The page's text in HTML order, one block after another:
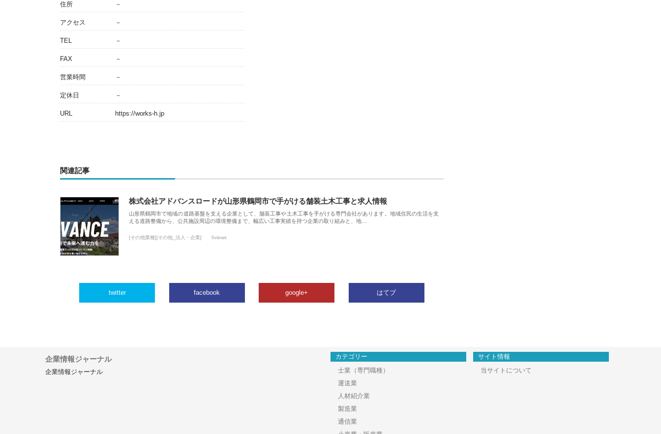
住所 －
アクセス －
TEL －
FAX －
営業時間 －
定休日 －
URL https://works-h.jp
関連記事
株式会社アドバンスロードが山形県鶴岡市で手がける舗装土木工事と求人情報
山形県鶴岡市で地域の道路基盤を支える企業として、舗装工事や土木工事を手がける専門会社があります。地域住民の生活を支
える道路整備から、公共施設周辺の環境整備まで、幅広い工事実績を持つ企業の取り組みと、地…
[その他業種][その他_法人・企業] 0views
twitter facebook google+ はてブ
企業情報ジャーナル
企業情報ジャーナル
カテゴリー
士業（専門職種）
運送業
人材紹介業
製造業
通信業
サイト情報
当サイトについて